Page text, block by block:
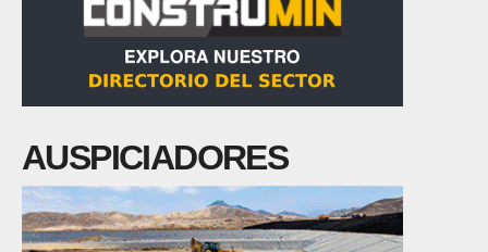
AUSPICIADORES